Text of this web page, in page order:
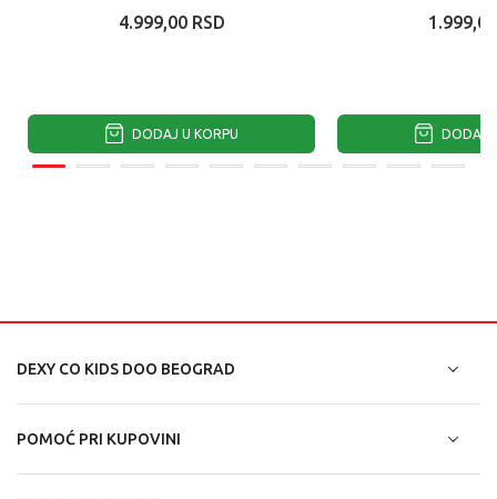
4.999,00 RSD
DODAJ U KORPU
1.999,00
DODAJ
DEXY CO KIDS DOO BEOGRAD
POMOĆ PRI KUPOVINI